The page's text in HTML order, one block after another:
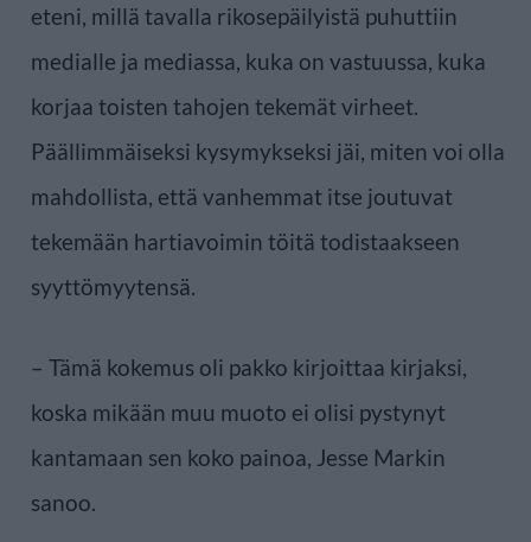
eteni, millä tavalla rikosepäilyistä puhuttiin
medialle ja mediassa, kuka on vastuussa, kuka
korjaa toisten tahojen tekemät virheet.
Päällimmäiseksi kysymykseksi jäi, miten voi olla
mahdollista, että vanhemmat itse joutuvat
tekemään hartiavoimin töitä todistaakseen
syyttömyytensä.
– Tämä kokemus oli pakko kirjoittaa kirjaksi,
koska mikään muu muoto ei olisi pystynyt
kantamaan sen koko painoa, Jesse Markin
sanoo.